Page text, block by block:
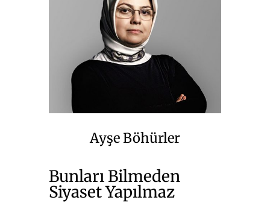
Ayşe Böhürler
Bunları Bilmeden
Siyaset Yapılmaz